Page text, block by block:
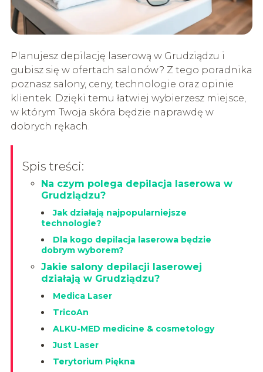
Planujesz depilację laserową w Grudziądzu i
gubisz się w ofertach salonów? Z tego poradnika
poznasz salony, ceny, technologie oraz opinie
klientek. Dzięki temu łatwiej wybierzesz miejsce,
w którym Twoja skóra będzie naprawdę w
dobrych rękach.
Spis treści:
Na czym polega depilacja laserowa w
Grudziądzu?
Jak działają najpopularniejsze
technologie?
Dla kogo depilacja laserowa będzie
dobrym wyborem?
Jakie salony depilacji laserowej
działają w Grudziądzu?
Medica Laser
TricoAn
ALKU-MED medicine & cosmetology
Just Laser
Terytorium Piękna